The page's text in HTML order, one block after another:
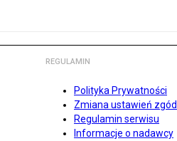
REGULAMIN
Polityka Prywatności
Zmiana ustawień zgód
Regulamin serwisu
Informacje o nadawcy